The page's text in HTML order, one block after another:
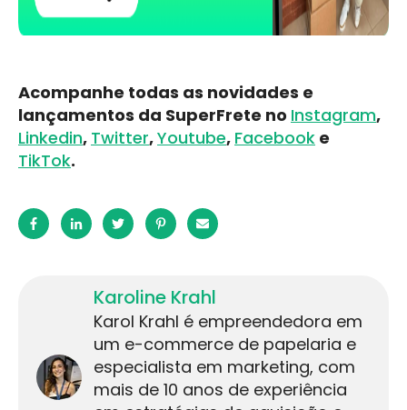
Acompanhe todas as novidades e
lançamentos da SuperFrete no Instagram,
Linkedin, Twitter,Youtube, Facebook e
TikTok.
Karoline Krahl
Karol Krahl é empreendedora em
um e-commerce de papelaria e
especialista em marketing, com
mais de 10 anos de experiência